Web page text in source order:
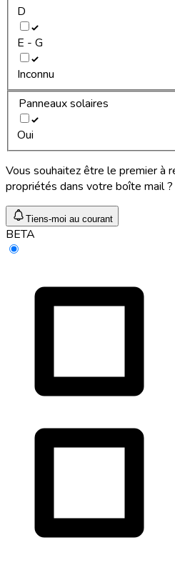
D
E - G
Inconnu
Panneaux solaires
Oui
Vous souhaitez être le premier à
propriétés dans votre boîte mail ?
Tiens-moi au courant
BETA